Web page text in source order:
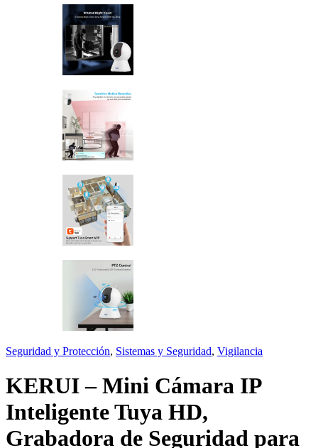
Seguridad y Protección, Sistemas y Seguridad, Vigilancia
KERUI – Mini Cámara IP
Inteligente Tuya HD,
Grabadora de Seguridad para